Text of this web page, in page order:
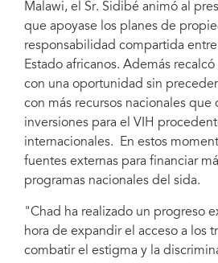
Malawi, el Sr. Sidibé animó al
que apoyase los planes de
responsabilidad compartida
Estado africanos. Además
con una oportunidad sin
con más recursos nacionales
inversiones para el VIH
internacionales. En estos
fuentes externas para financiar
programas nacionales del sida.
"Chad ha realizado un progreso
hora de expandir el acceso a los
combatir el estigma y la